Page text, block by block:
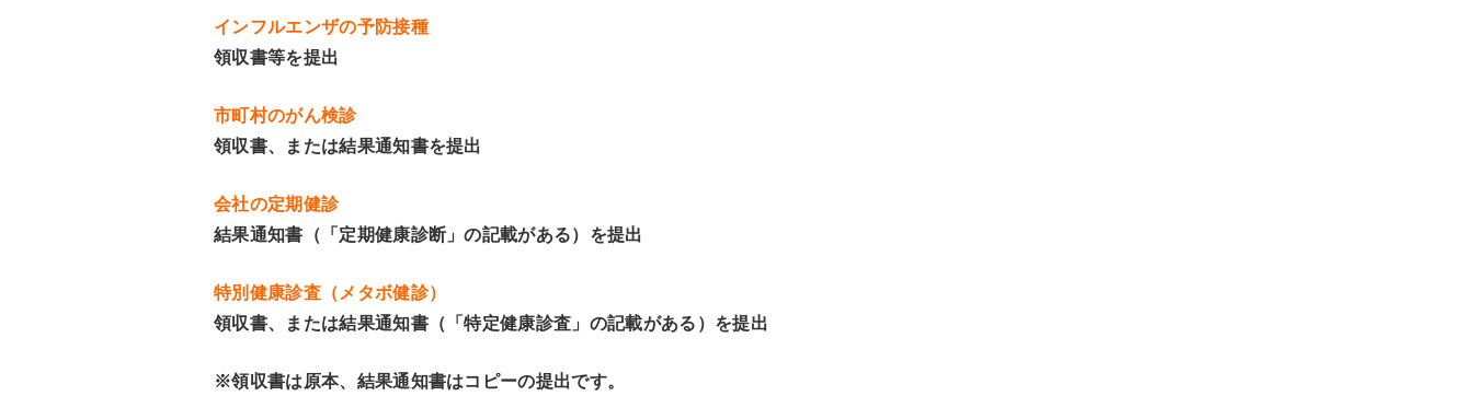
インフルエンザの予防接種
領収書等を提出
市町村のがん検診
領収書、または結果通知書を提出
会社の定期健診
結果通知書（「定期健康診断」の記載がある）を提出
特別健康診査（メタボ健診）
領収書、または結果通知書（「特定健康診査」の記載がある）を提出
※領収書は原本、結果通知書はコピーの提出です。